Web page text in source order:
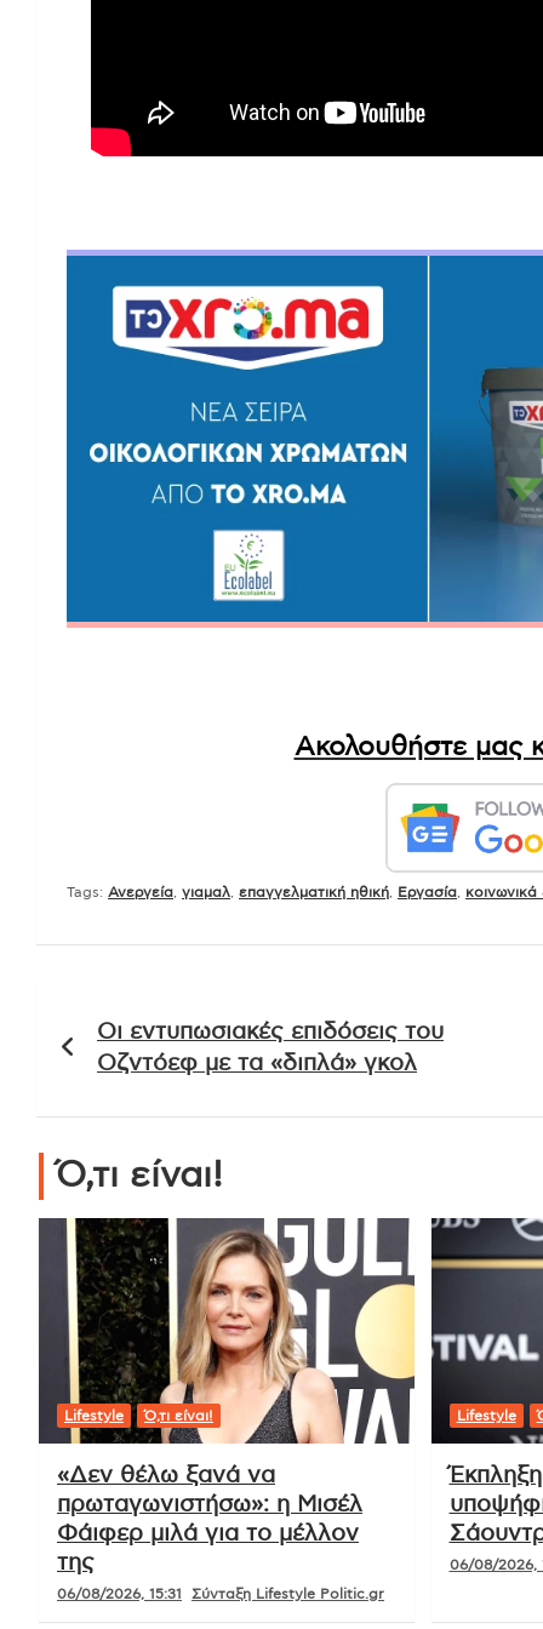
Ακολουθήστε μας
Tags: Ανεργεία γιαμαλ επαγγελματική ηθική Εργασία κοινωνικά
άρθρων
Οι εντυπωσιακές επιδόσεις του
Οζντόεφ με τα «διπλά» γκολ
Ό,τι είναι!
Lifestyle Ό,τι είναι!
«Δεν θέλω ξανά να
πρωταγωνιστήσω»: η Μισέλ
Φάιφερ μιλά για το μέλλον
της
06/08/2026, 15:31 Σύνταξη Lifestyle Politic.gr
Lifestyle
06/08/2026,